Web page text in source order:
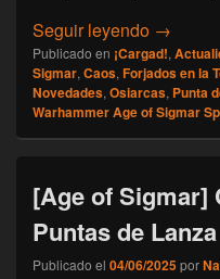
Seguir leyendo [Age of
→
Publicado en ¡Cargad!,
Sigmar, Caos, Forjados en la
Novedades, Osiarcas, Punta
Warhammer Age of Sigmar
[Age of Sigmar]
Puntas de Lanza
Publicado el 04/06/2025por